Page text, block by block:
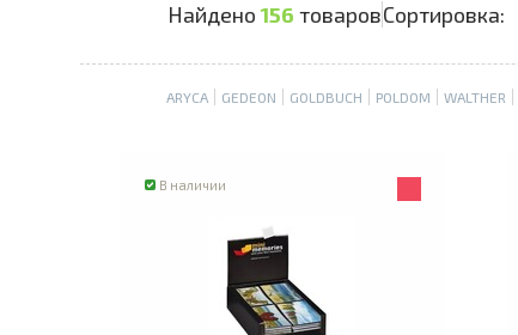
Найдено 156 товаровСортировка:
В наличии
ARYCA GEDEON GOLDBUCH POLDOM WALTHER